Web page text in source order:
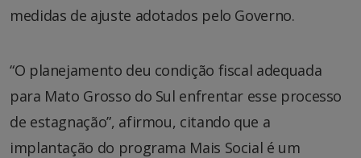
medidas de ajuste adotados pelo Governo.
“O planejamento deu condição fiscal adequada
para Mato Grosso do Sul enfrentar esse processo
de estagnação”, afirmou, citando que a
implantação do programa Mais Social é um